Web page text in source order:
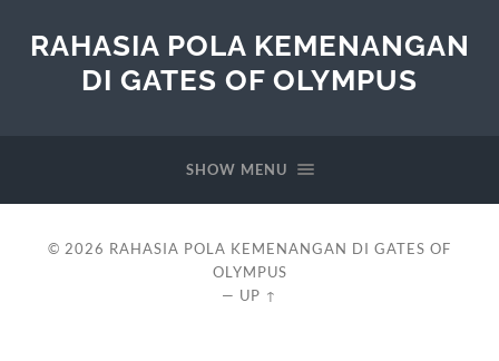
RAHASIA POLA KEMENANGAN
DI GATES OF OLYMPUS
SHOW MENU
© 2026 RAHASIA POLA KEMENANGAN DI GATES OF
OLYMPUS
— UP ↑